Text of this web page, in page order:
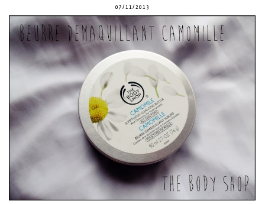
07/11/2013